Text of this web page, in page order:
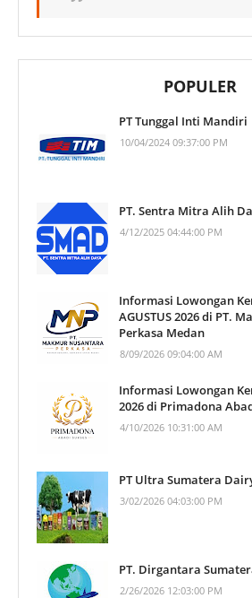
POPULER
PT Tunggal Inti Mandiri
10/04/2024 09:37:00 PM
PT. Sentra Mitra Alih
4/12/2025 04:44:00 PM
Informasi Lowongan
AGUSTUS 2026 di PT.
Perkasa Medan
8/09/2026 09:04:00 AM
Informasi Lowongan
2026 di Primadona
4/10/2026 10:31:00 AM
PT Ultra Sumatera
3/02/2026 04:03:00 PM
PT. Dirgantara
2/26/2026 12:03:00 PM